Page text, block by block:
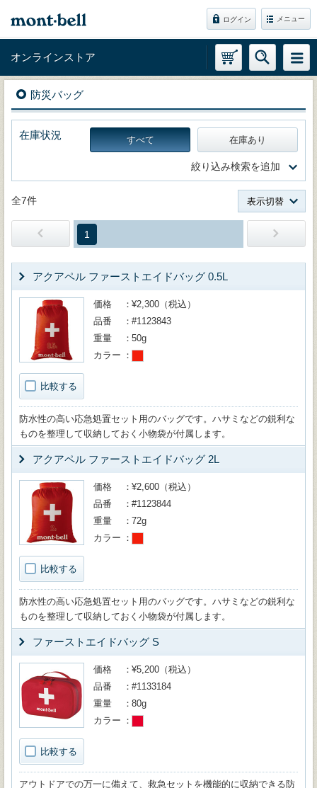
ログイン メニュー
オンラインストア
防災バッグ
在庫状況 すべて 在庫あり
絞り込み検索を追加
全7件 表示切替
1
アクアペル ファーストエイドバッグ 0.5L
比較する
価格
¥2,300（税込）
品番
#1123843
重量
50g
カラー
防水性の高い応急処置セット用のバッグです。ハサミなどの鋭利な
ものを整理して収納しておく小物袋が付属します。
アクアペル ファーストエイドバッグ 2L
比較する
価格
¥2,600（税込）
品番
#1123844
重量
72g
カラー
防水性の高い応急処置セット用のバッグです。ハサミなどの鋭利な
ものを整理して収納しておく小物袋が付属します。
ファーストエイドバッグ S
比較する
価格
¥5,200（税込）
品番
#1133184
重量
80g
カラー
アウトドアでの万一に備えて、救急セットを機能的に収納できる防